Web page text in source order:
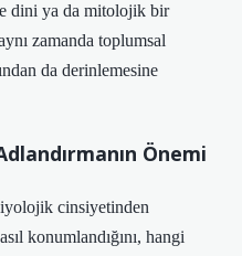
dini ya da mitolojik bir
zamanda toplumsal
da derinlemesine
Önemi
cinsiyetinden
konumlandığını, hangi